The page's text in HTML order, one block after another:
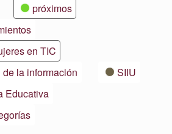
próximos
en TIC
la información
SIIU
Educativa